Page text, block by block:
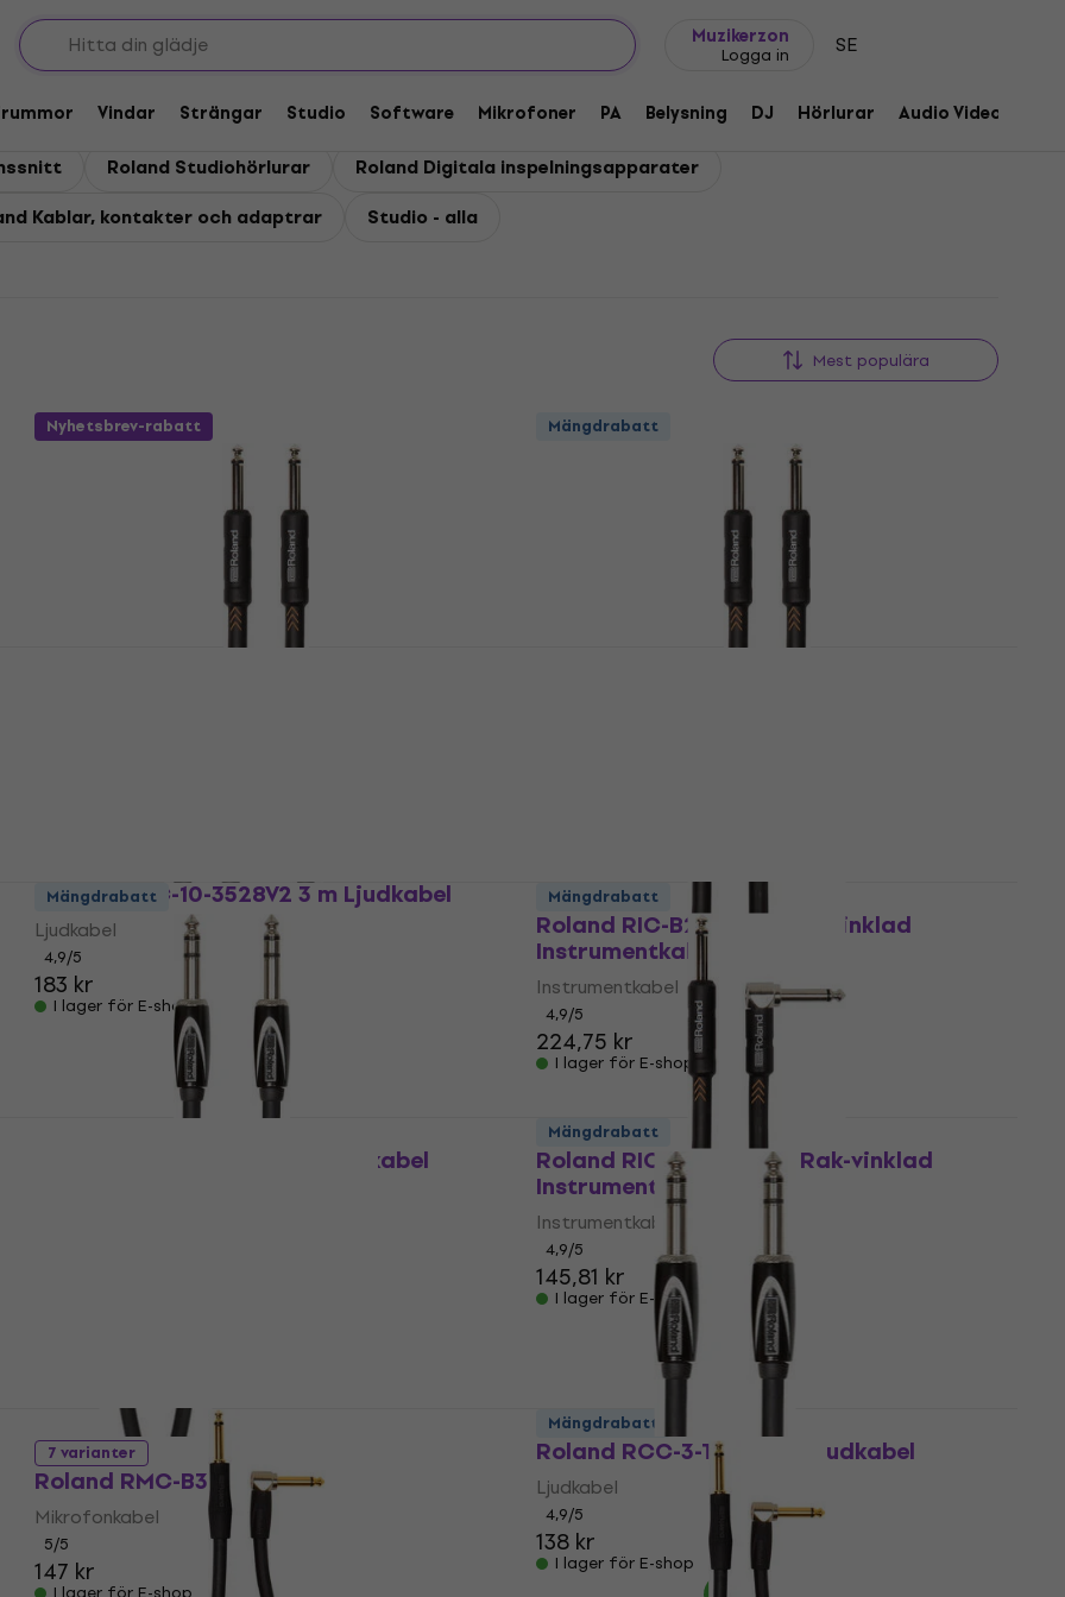
Muzikerzon
Logga in SE
Vindar Strängar Studio Software Mikrofoner PA Belysning DJ Hörlurar Audio Video
Roland Studiohörlurar
Roland Digitala inspelningsapparater
Kablar, kontakter och adaptrar Studio - alla
Mest populära
Nyhetsbrev-rabatt Mängdrabatt
Roland RCC-10-3528V2 3 m Ljudkabel
Ljudkabel
4,9/5
183 kr
I lager för E-shop
Roland RIC-B20A 6 m Rak-vinklad
Instrumentkabel
Instrumentkabel
4,9/5
224,75 kr
I lager för E-shop
Mängdrabatt
Roland RCC-10-TRTR 3 m Ljudkabel
Mängdrabatt
Roland RIC-B5A 150 cm Rak-vinklad
Instrumentkabel
Instrumentkabel
4,9/5
145,81 kr
I lager för E-shop
7 varianter
Roland RMC-B3 Svart
Mikrofonkabel
5/5
147 kr
Mängdrabatt
Roland RCC-3-TRTR 1 m Ljudkabel
Ljudkabel
4,9/5
138 kr
I lager för E-shop
Mängdrabatt